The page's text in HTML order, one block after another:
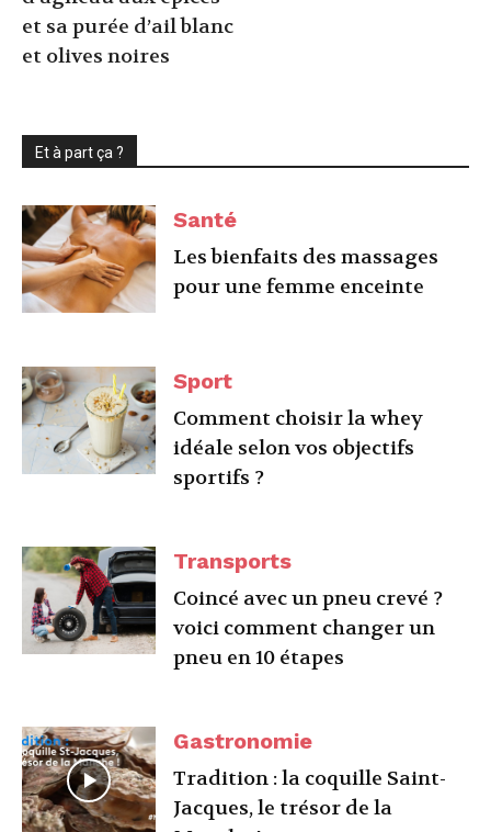
et sa purée d’ail blanc
et olives noires
Et à part ça ?
Santé
Les bienfaits des massages
pour une femme enceinte
Sport
Comment choisir la whey
idéale selon vos objectifs
sportifs ?
Transports
Coincé avec un pneu crevé ?
voici comment changer un
pneu en 10 étapes
Gastronomie
Tradition : la coquille Saint-
Jacques, le trésor de la